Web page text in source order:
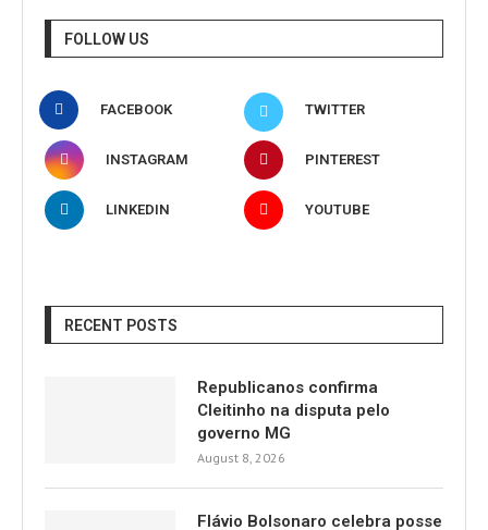
FOLLOW US
FACEBOOK TWITTER
INSTAGRAM PINTEREST
LINKEDIN YOUTUBE
RECENT POSTS
Republicanos confirma
Cleitinho na disputa pelo
governo MG
August 8, 2026
Flávio Bolsonaro celebra posse